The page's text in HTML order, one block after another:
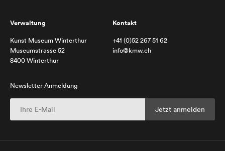
Verwaltung
Kunst Museum Winterthur
Museumstrasse 52
8400 Winterthur
Kontakt
+41 (0)52 267 51 62
info@kmw.ch
Newsletter Anmeldung